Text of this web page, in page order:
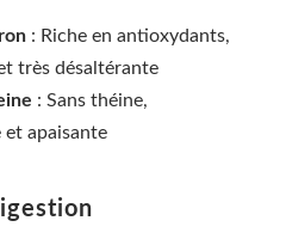
: Riche en antioxydants,
très désaltérante
: Sans théine,
et apaisante